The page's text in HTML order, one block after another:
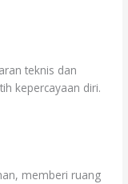
teknis dan
kepercayaan diri.
memberi ruang